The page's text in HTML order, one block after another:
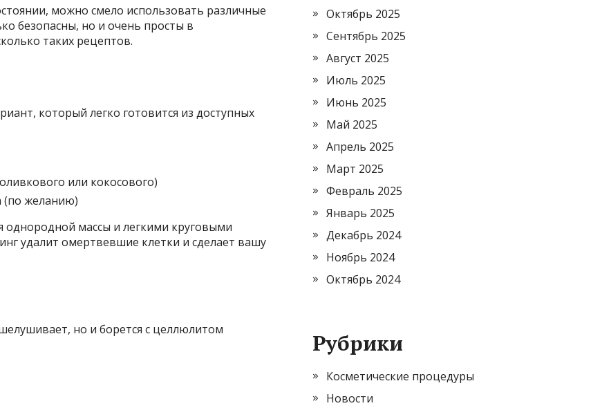
можно смело использовать различные
безопасны, но и очень просты в
таких рецептов.
который легко готовится из доступных
или кокосового)
(по желанию)
массы и легкими круговыми
удалит омертвевшие клетки и сделает вашу
но и борется с целлюлитом
Октябрь 2025
Сентябрь 2025
Август 2025
Июль 2025
Июнь 2025
Май 2025
Апрель 2025
Март 2025
Февраль 2025
Январь 2025
Декабрь 2024
Ноябрь 2024
Октябрь 2024
Рубрики
Косметические процедуры
Новости